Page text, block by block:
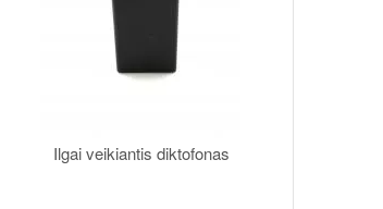
Ilgai veikiantis diktofonas